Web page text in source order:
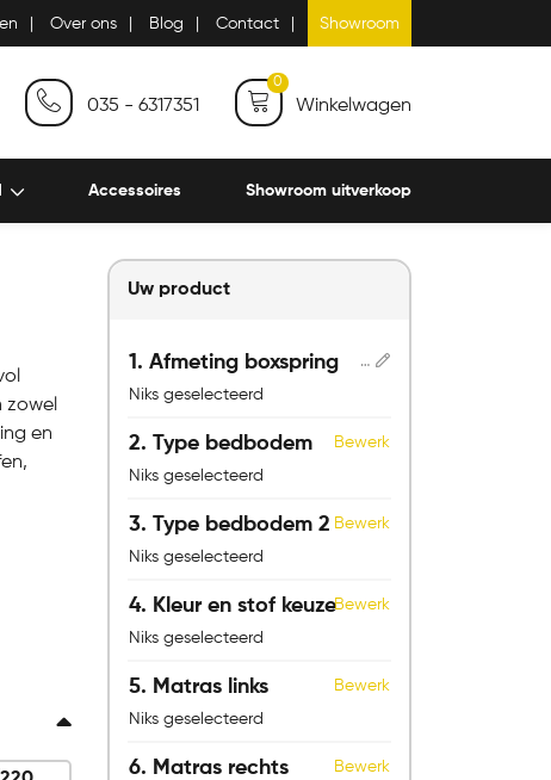
Over ons Blog Contact Showroom
035 - 6317351
0
Winkelwagen
Accessoires Showroom uitverkoop
en
Uw product
1 Afmeting boxspring
Niks geselecteerd
2 Type bedbodem
Bewerk
Niks geselecteerd
3 Type bedbodem 2 Bewerk
Niks geselecteerd
4 Kleur en stof keuzeBewerk
Niks geselecteerd
5 Matras links
Bewerk
Niks geselecteerd
6 Matras rechts
Bewerk